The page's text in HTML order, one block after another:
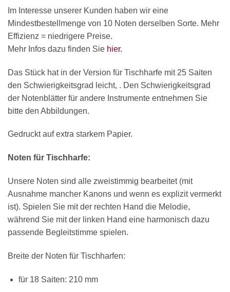
Im Interesse unserer Kunden haben wir eine
Mindestbestellmenge von 10 Noten derselben Sorte. Mehr
Effizienz = niedrigere Preise.
Mehr Infos dazu finden Sie hier.
Das Stück hat in der Version für Tischharfe mit 25 Saiten
den Schwierigkeitsgrad leicht, . Den Schwierigkeitsgrad
der Notenblätter für andere Instrumente entnehmen Sie
bitte den Abbildungen.
Gedruckt auf extra starkem Papier.
Noten für Tischharfe:
Unsere Noten sind alle zweistimmig bearbeitet (mit
Ausnahme mancher Kanons und wenn es explizit vermerkt
ist). Spielen Sie mit der rechten Hand die Melodie,
während Sie mit der linken Hand eine harmonisch dazu
passende Begleitstimme spielen.
Breite der Noten für Tischharfen:
für 18 Saiten: 210 mm